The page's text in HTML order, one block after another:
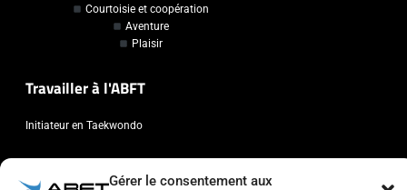
Gérer le consentement aux
Courtoisie et coopération
Aventure
Plaisir
Travailler à l'ABFT
Initiateur en Taekwondo